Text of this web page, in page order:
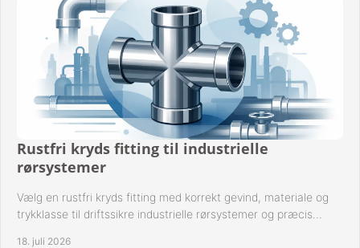
Rustfri kryds fitting til industrielle
rørsystemer
Vælg en rustfri kryds fitting med korrekt gevind, materiale og
trykklasse til driftssikre industrielle rørsystemer og præcis
18. juli 2026